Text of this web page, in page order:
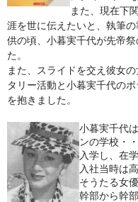
特定商取引法に基づく表示
また、現在下
涯を世に伝えたいと、執筆
供の頃、小暮実千代が先帝
た。
また、スライドを交え彼女
タリー活動と小暮実千代の
を抱きました。
小暮実千代
ンの学校・
入学し、在
入社当時は
そうたる女
幹部から幹部